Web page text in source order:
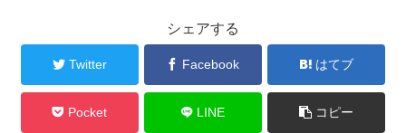
シェアする
Twitter Facebook はてブ
Pocket LINE コピー